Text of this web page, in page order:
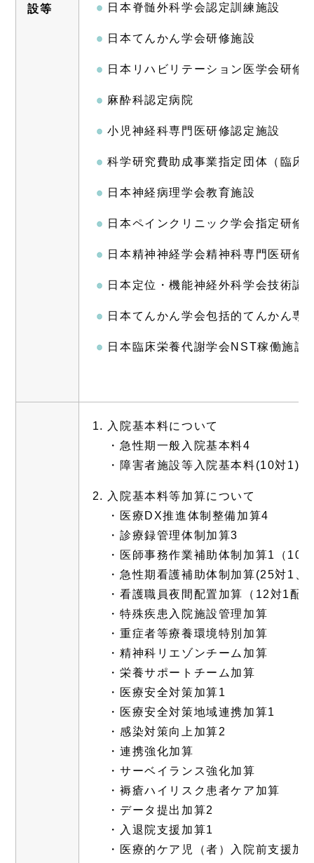
設等
日本脊髄外科学会認定訓練施設
日本てんかん学会研修施設
日本リハビリテーション医学会研修
麻酔科認定病院
小児神経科専門医研修認定施設
科学研究費助成事業指定団体（臨床
日本神経病理学会教育施設
日本ペインクリニック学会指定研修
日本精神神経学会精神科専門医研修
日本定位・機能神経外科学会技術認
日本てんかん学会包括的てんかん専
日本臨床栄養代謝学会NST稼働施設
入院基本料について
・急性期一般入院基本料4
・障害者施設等入院基本料(10対1)
入院基本料等加算について
・医療DX推進体制整備加算4
・診療録管理体制加算3
・医師事務作業補助体制加算1（100
・急性期看護補助体制加算(25対1、
・看護職員夜間配置加算（12対1配
・特殊疾患入院施設管理加算
・重症者等療養環境特別加算
・精神科リエゾンチーム加算
・栄養サポートチーム加算
・医療安全対策加算1
・医療安全対策地域連携加算1
・感染対策向上加算2
・連携強化加算
・サーベイランス強化加算
・褥瘡ハイリスク患者ケア加算
・データ提出加算2
・入退院支援加算1
・医療的ケア児（者）入院前支援加